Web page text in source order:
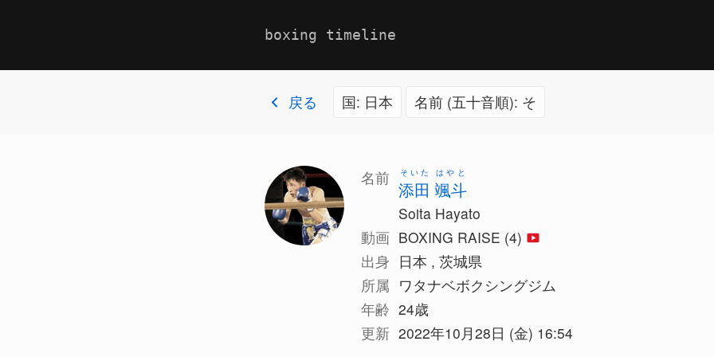
boxing timeline
戻る 国: 日本 名前 (五十音順): そ
名前
添田 颯斗
そいた はやと
Soita Hayato
動画 BOXING RAISE (4)
出身 日本 , 茨城県
所属 ワタナベボクシングジム
年齢 24歳
更新 2022年10月28日 (金) 16:54